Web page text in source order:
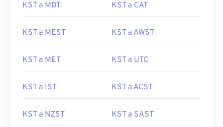
KST a MDT KST a CAT
KST a MEST KST a AWST
KST a MET KST a UTC
KST a IST KST a ACST
KST a NZST KST a SAST